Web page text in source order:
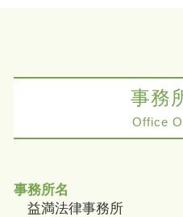
事務
Office
事務所名
益満法律事務所